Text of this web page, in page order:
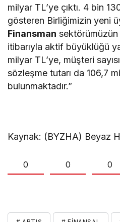
milyar TL’ye çıktı. 4 bin
gösteren Birliğimizin yeni
Finansman sektörümüzün
itibarıyla aktif büyüklüğü
milyar TL’ye, müşteri
sözleşme tutarı da 106,7
bulunmaktadır.”
Kaynak: (BYZHA) Beyaz
0 0 0